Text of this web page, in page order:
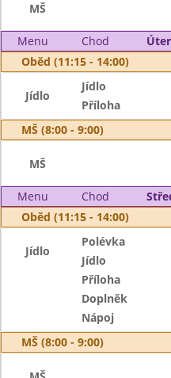
MŠ
Menu Chod
Oběd (11:15 - 14:00)
Jídlo
Jídlo
Příloha
MŠ (8:00 - 9:00)
MŠ
Menu Chod
Oběd (11:15 - 14:00)
Jídlo
Polévka
Jídlo
Příloha
Doplněk
Nápoj
MŠ (8:00 - 9:00)